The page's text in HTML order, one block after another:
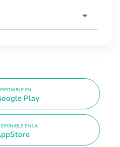
EN
Play
EN LA